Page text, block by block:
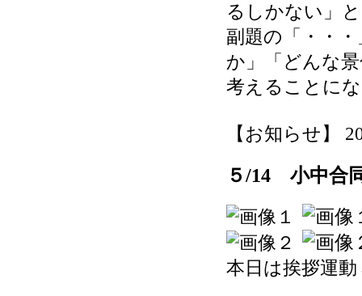
るしかない」
副題の「・・
か」「どんな
考えることに
【お知らせ】
５/14 小中合
本日は挨拶運